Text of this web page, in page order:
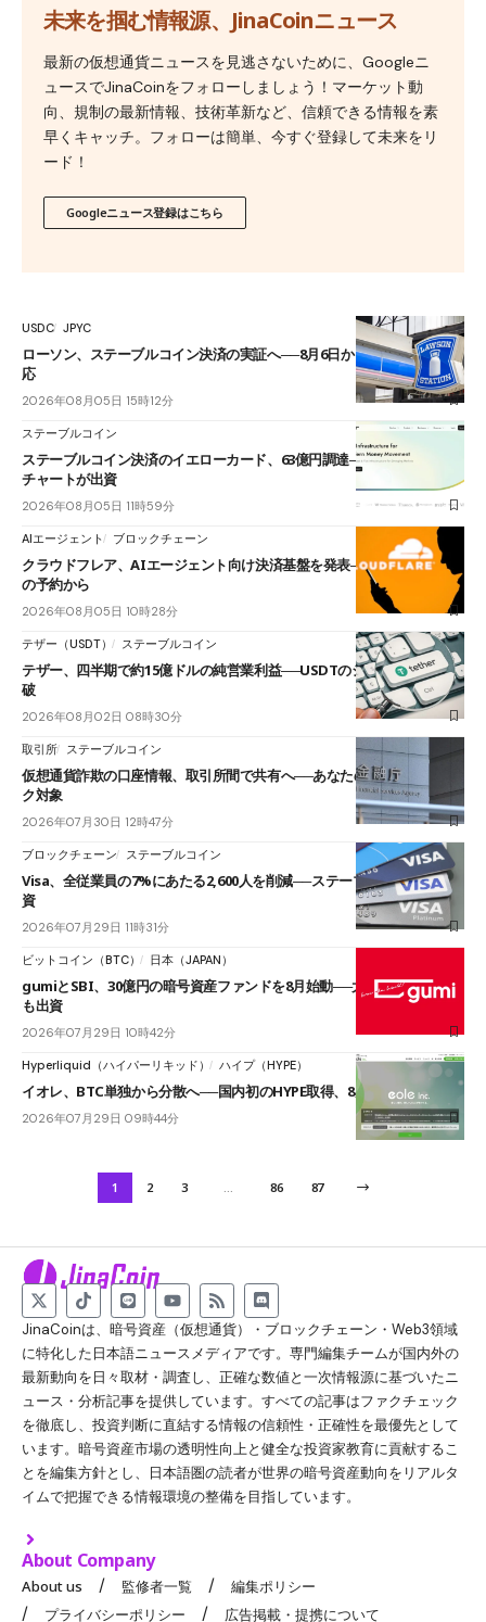
未来を掴む情報源、JinaCoinニュース
最新の仮想通貨ニュースを見逃さないために、Googleニ
ュースでJinaCoinをフォローしましょう！マーケット動
向、規制の最新情報、技術革新など、信頼できる情報を素
早くキャッチ。フォローは簡単、今すぐ登録して未来をリ
ード！
Googleニュース登録はこちら
USDC JPYC
ローソン、ステーブルコイン決済の実証へ──8月6日からJPYCやUSDC対
応
2026年08月05日 15時12分
ステーブルコイン
ステーブルコイン決済のイエローカード、63億円調達──ソニーやスタン
チャートが出資
2026年08月05日 11時59分
AIエージェント ブロックチェーン
クラウドフレア、AIエージェント向け決済基盤を発表──まずハンドル名
の予約から
2026年08月05日 10時28分
テザー（USDT） ステーブルコイン
テザー、四半期で約15億ドルの純営業利益──USDTのシェアは60%を突
破
2026年08月02日 08時30分
取引所 ステーブルコイン
仮想通貨詐欺の口座情報、取引所間で共有へ──あなたの送金先もチェッ
ク対象
2026年07月30日 12時47分
ブロックチェーン ステーブルコイン
Visa、全従業員の7%にあたる2,600人を削減──ステーブルコインへ再投
資
2026年07月29日 11時31分
ビットコイン（BTC） 日本（JAPAN）
gumiとSBI、30億円の暗号資産ファンドを8月始動──大和証券グループ
も出資
2026年07月29日 10時42分
Hyperliquid（ハイパーリキッド） ハイプ（HYPE）
イオレ、BTC単独から分散へ──国内初のHYPE取得、8月末までに1億円
2026年07月29日 09時44分
1 2 3 86 87
JinaCoinは、暗号資産（仮想通貨）・ブロックチェーン・Web3領域
に特化した日本語ニュースメディアです。専門編集チームが国内外の
最新動向を日々取材・調査し、正確な数値と一次情報源に基づいたニ
ュース・分析記事を提供しています。すべての記事はファクチェック
を徹底し、投資判断に直結する情報の信頼性・正確性を最優先として
います。暗号資産市場の透明性向上と健全な投資家教育に貢献するこ
とを編集方針とし、日本語圏の読者が世界の暗号資産動向をリアルタ
イムで把握できる情報環境の整備を目指しています。
About Company
About us 監修者一覧
編集ポリシー
プライバシーポリシー
広告掲載・提携について